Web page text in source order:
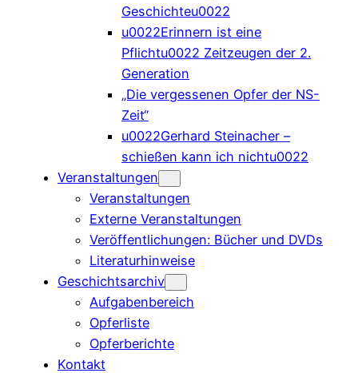
Geschichteu0022
u0022Erinnern ist eine
Pflichtu0022 Zeitzeugen der 2.
Generation
„Die vergessenen Opfer der NS-
Zeit“
u0022Gerhard Steinacher –
schießen kann ich nichtu0022
Veranstaltungen
Veranstaltungen
Externe Veranstaltungen
Veröffentlichungen: Bücher und DVDs
Literaturhinweise
Geschichtsarchiv
Aufgabenbereich
Opferliste
Opferberichte
Kontakt